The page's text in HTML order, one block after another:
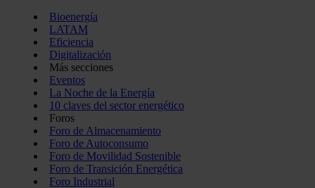
Bioenergía
LATAM
Eficiencia
Digitalización
Más secciones
Eventos
La Noche de la Energía
10 claves del sector energético
Foros
Foro de Almacenamiento
Foro de Autoconsumo
Foro de Movilidad Sostenible
Foro de Transición Energética
Foro Industrial